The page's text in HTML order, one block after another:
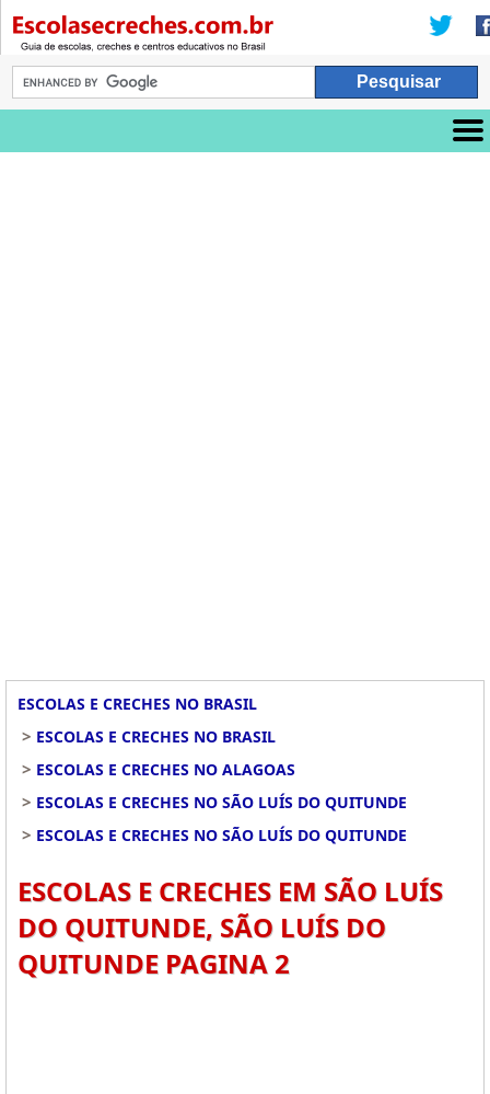
ESCOLAS E CRECHES NO BRASIL
> ESCOLAS E CRECHES NO BRASIL
> ESCOLAS E CRECHES NO ALAGOAS
> ESCOLAS E CRECHES NO SÃO LUÍS DO QUITUNDE
> ESCOLAS E CRECHES NO SÃO LUÍS DO QUITUNDE
ESCOLAS E CRECHES EM SÃO LUÍS
DO QUITUNDE, SÃO LUÍS DO
QUITUNDE PAGINA 2